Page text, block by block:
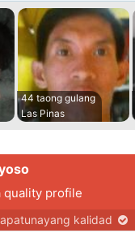
44 taong gulang
Las Pinas
quality profile
kalidad